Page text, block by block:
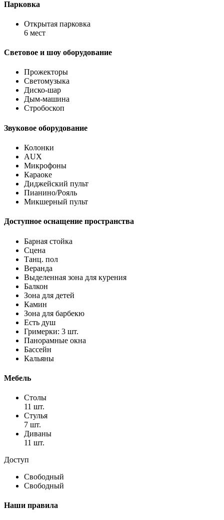
Парковка
Открытая парковка
6 мест
Световое и шоу оборудование
Прожекторы
Светомузыка
Диско-шар
Дым-машина
Стробоскоп
Звуковое оборудование
Колонки
AUX
Микрофоны
Караоке
Диджейский пульт
Пианино/Рояль
Микшерный пульт
Доступное оснащение пространства
Барная стойка
Сцена
Танц. пол
Веранда
Выделенная зона для курения
Балкон
Зона для детей
Камин
Зона для барбекю
Есть душ
Гримерки: 3 шт.
Панорамные окна
Бассейн
Кальяны
Мебель
Столы
11 шт.
Стулья
7 шт.
Диваны
11 шт.
Доступ
Свободный
Свободный
Наши правила